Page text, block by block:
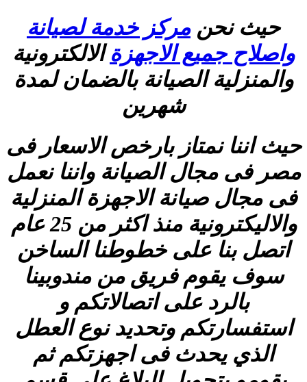
حيث نحنمركز خدمة لصيانة
واصلاح جميع الاجهزةالالكترونية
والمنزلية الصيانة بالضمان لمدة
شهرين
حيث اننا نمتاز بارخص الاسعار فى
مصر فى مجال الصيانة واننا نعمل
فى مجال صيانة الاجهزة المنزلية
والاليكترونية منذ اكثر من 25 عام
اتصل بنا على خطوطنا الساخن
سوف يقوم فريق من مندوبينا
بالرد على اتصالاتكم و
استفسارتكم وتحديد نوع العطل
الذي يحدث فى اجهزتكم ثم